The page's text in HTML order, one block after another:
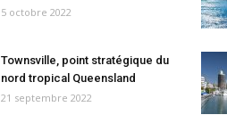
5 octobre 2022
Townsville, point stratégique du
nord tropical Queensland
21 septembre 2022